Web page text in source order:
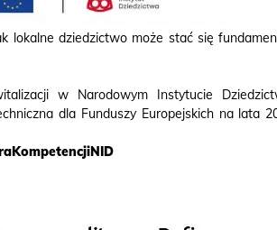
lokalne dziedzictwo może stać się
w Narodowym Instytucie
dla Funduszy Europejskich na lata